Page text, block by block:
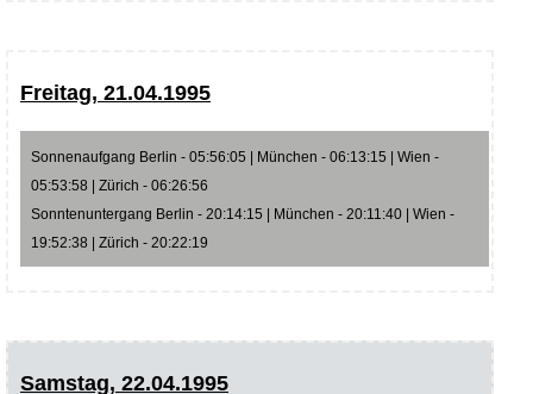
Freitag, 21.04.1995
Sonnenaufgang Berlin - 05:56:05 | München - 06:13:15 | Wien -
05:53:58 | Zürich - 06:26:56
Sonntenuntergang Berlin - 20:14:15 | München - 20:11:40 | Wien -
19:52:38 | Zürich - 20:22:19
Samstag, 22.04.1995